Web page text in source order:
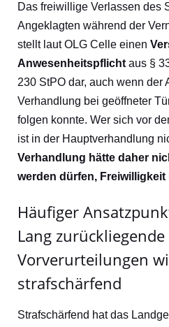
Das freiwillige Verlassen des
Angeklagten während der
stellt laut OLG Celle einen
Anwesenheitspflicht aus §
230 StPO dar, auch wenn der
Verhandlung bei geöffneter
folgen konnte. Wer sich vor
ist in der Hauptverhandlung
Verhandlung hätte daher
werden dürfen, Freiwilligkeit
Häufiger
Lang zurückliegende
Vorverurteilungen
strafschärfend
Strafschärfend hat das